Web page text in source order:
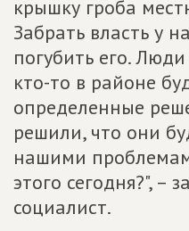
крышку гроба
Забрать власть у
погубить его.
кто-то в районе
определенные
решили, что они
нашими
этого сегодня?", –
социалист.